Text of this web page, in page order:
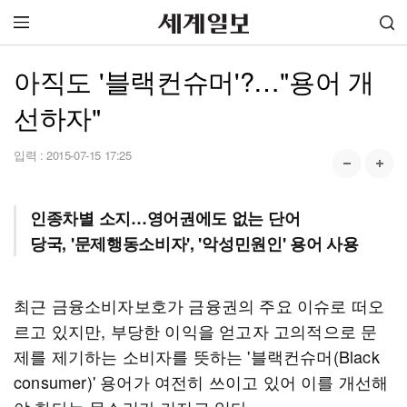
아직도 '블랙컨슈머'?…"용어 개
선하자"
입력 : 2015-07-15 17:25
인종차별 소지…영어권에도 없는 단어
당국, '문제행동소비자', '악성민원인' 용어 사용
최근 금융소비자보호가 금융권의 주요 이슈로 떠오
르고 있지만, 부당한 이익을 얻고자 고의적으로 문
제를 제기하는 소비자를 뜻하는 '블랙컨슈머(Black
consumer)' 용어가 여전히 쓰이고 있어 이를 개선해